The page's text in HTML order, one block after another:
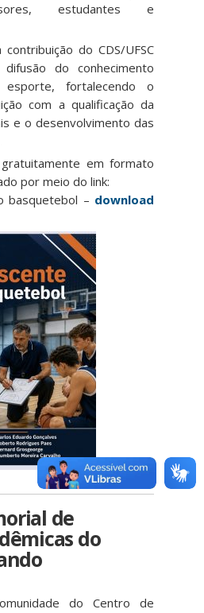
estudantes e
do CDS/UFSC
do conhecimento
fortalecendo o
com a qualificação da
e o desenvolvimento das
em formato
por meio do link:
basquetebol – download
de
do
do Centro de